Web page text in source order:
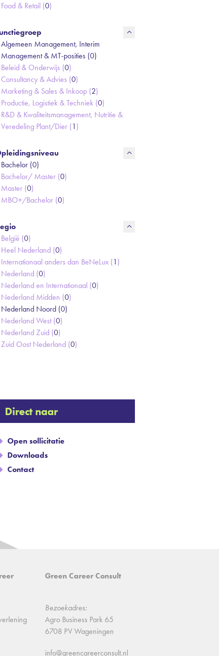
Food & Retail (0)
Algemeen Management, Interim
Management & MT-posities (0)
Beleid & Onderwijs (0)
Consultancy & Advies (0)
Marketing & Sales & Inkoop (2)
Productie, Logistiek & Techniek (0)
R&D & Kwaliteitsmanagement, Nutritie &
Veredeling Plant/Dier (1)
Bachelor (0)
Bachelor/ Master (0)
Master (0)
MBO+/Bachelor (0)
België (0)
Heel Nederland (0)
Internationaal anders dan BeNeLux (1)
Nederland (0)
Nederland en Internationaal (0)
Nederland Midden (0)
Nederland Noord (0)
Nederland West (0)
Nederland Zuid (0)
Zuid Oost Nederland (0)
Direct naar
Open sollicitatie
Downloads
Contact
Green Career Consult
Bezoekadres:
Agro Business Park 65
6708 PV Wageningen
info@greencareerconsult.nl